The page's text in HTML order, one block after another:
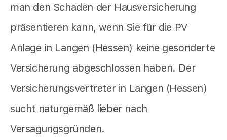
man den Schaden der Hausversicherung
präsentieren kann, wenn Sie für die PV
Anlage in Langen (Hessen) keine gesonderte
Versicherung abgeschlossen haben. Der
Versicherungsvertreter in Langen (Hessen)
sucht naturgemäß lieber nach
Versagungsgründen.